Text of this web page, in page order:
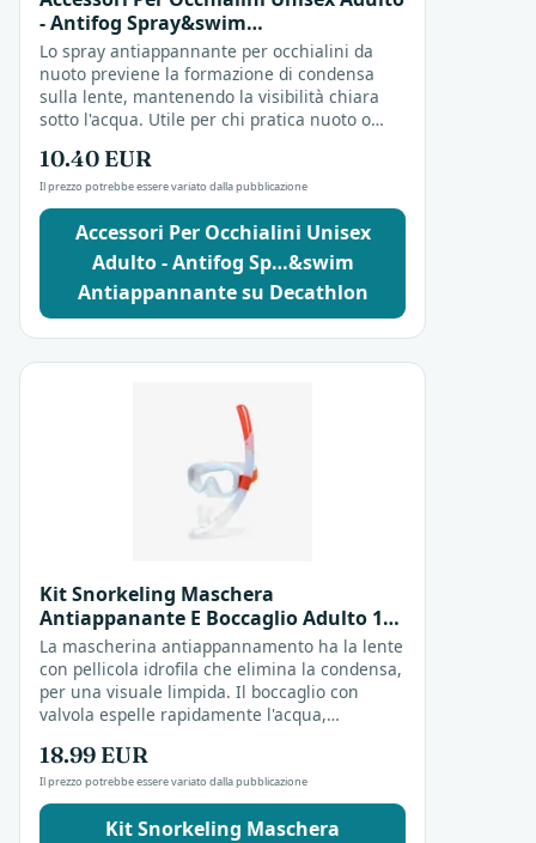
- Antifog Spray&swim
Antiappannante
Lo spray antiappannante per occhialini da
nuoto previene la formazione di condensa
sulla lente, mantenendo la visibilità chiara
sotto l'acqua. Utile per chi pratica nuoto o
limpida...
10.40 EUR
Il prezzo potrebbe essere variato dalla pubblicazione
Accessori Per Occhialini Unisex
Adulto - Antifog Sp…&swim
Antiappannante su Decathlon
Kit Snorkeling Maschera
Antiappanante E Boccaglio Adulto 100
Grigio Kit Snorkeling
La mascherina antiappannamento ha la lente
con pellicola idrofila che elimina la condensa,
per una visuale limpida. Il boccaglio con
valvola espelle rapidamente l'acqua,
lo...
18.99 EUR
Il prezzo potrebbe essere variato dalla pubblicazione
Kit Snorkeling Maschera